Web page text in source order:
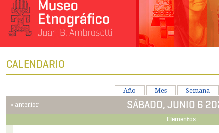
CALENDARIO
Año Mes Semana
« anterior SÁBADO, JUNIO 6
Elementos